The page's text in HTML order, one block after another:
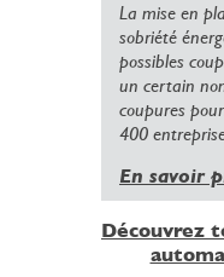
La mise en
sobriété
possibles
un certain
coupures
400
En savoir
Découvrez